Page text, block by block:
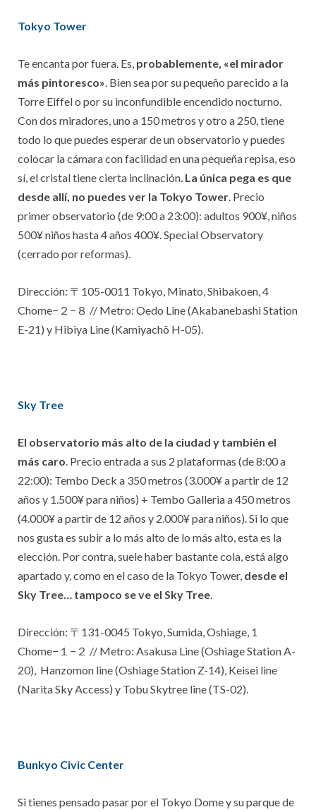
Tokyo Tower
Te encanta por fuera. Es, probablemente, «el mirador
más pintoresco» . Bien sea por su pequeño parecido a la
Torre Eiffel o por su inconfundible encendido nocturno.
Con dos miradores, uno a 150 metros y otro a 250, tiene
todo lo que puedes esperar de un observatorio y puedes
colocar la cámara con facilidad en una pequeña repisa, eso
sí, el cristal tiene cierta inclinación. La única pega es que
desde allí, no puedes ver la Tokyo Tower . Precio
primer observatorio (de 9:00 a 23:00): adultos 900¥, niños
500¥ niños hasta 4 años 400¥. Special Observatory
(cerrado por reformas).
Dirección: 〒105-0011 Tokyo, Minato, Shibakoen, 4
Chome−２−８ // Metro: Oedo Line (Akabanebashi Station
E-21) y Hibiya Line (Kamiyachõ H-05).
Sky Tree
El observatorio más alto de la ciudad y también el
más caro . Precio entrada a sus 2 plataformas (de 8:00 a
22:00): Tembo Deck a 350 metros (3.000¥ a partir de 12
años y 1.500¥ para niños) + Tembo Galleria a 450 metros
(4.000¥ a partir de 12 años y 2.000¥ para niños). Si lo que
nos gusta es subir a lo más alto de lo más alto, esta es la
elección. Por contra, suele haber bastante cola, está algo
apartado y, como en el caso de la Tokyo Tower, desde el
Sky Tree… tampoco se ve el Sky Tree
Dirección: 〒131-0045 Tokyo, Sumida, Oshiage, 1
Chome−１−２ // Metro: Asakusa Line (Oshiage Station A-
20), Hanzomon line (Oshiage Station Z-14), Keisei line
(Narita Sky Access) y Tobu Skytree line (TS-02).
Bunkyo Civic Center
Si tienes pensado pasar por el Tokyo Dome y su parque de